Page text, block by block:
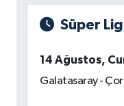
Süper
14 Ağustos,
Galatasaray -